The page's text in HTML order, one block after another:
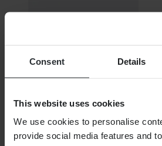
Consent Details
This website uses cookies
We use cookies to personalise
provide social media features and